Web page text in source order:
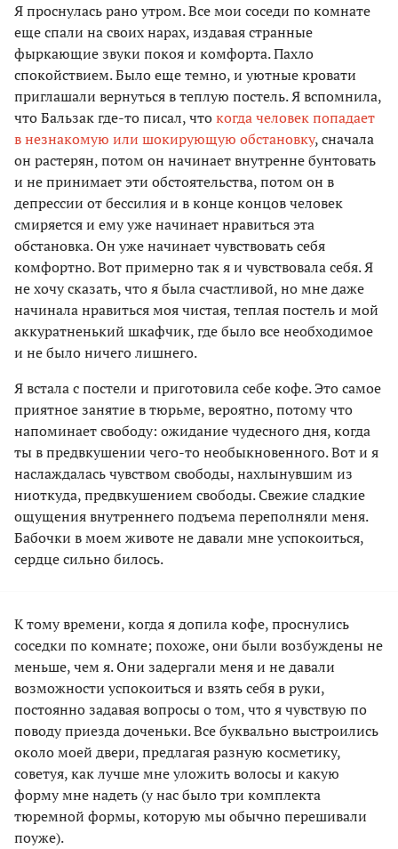
Я проснулась рано утром. Все мои соседи по комнате
еще спали на своих нарах, издавая странные
фыркающие звуки покоя и комфорта. Пахло
спокойствием. Было еще темно, и уютные кровати
приглашали вернуться в теплую постель. Я вспомнила,
что Бальзак где-то писал, чтокогда человек попадает
в незнакомую или шокирующую обстановку, сначала
он растерян, потом он начинает внутренне бунтовать
и не принимает эти обстоятельства, потом он в
депрессии от бессилия и в конце концов человек
смиряется и ему уже начинает нравиться эта
обстановка. Он уже начинает чувствовать себя
комфортно. Вот примерно так я и чувствовала себя. Я
не хочу сказать, что я была счастливой, но мне даже
начинала нравиться моя чистая, теплая постель и мой
аккуратненький шкафчик, где было все необходимое
и не было ничего лишнего.
Я встала с постели и приготовила себе кофе. Это самое
приятное занятие в тюрьме, вероятно, потому что
напоминает свободу: ожидание чудесного дня, когда
ты в предвкушении чего-то необыкновенного. Вот и я
наслаждалась чувством свободы, нахлынувшим из
ниоткуда, предвкушением свободы. Свежие сладкие
ощущения внутреннего подъема переполняли меня.
Бабочки в моем животе не давали мне успокоиться,
сердце сильно билось.
К тому времени, когда я допила кофе, проснулись
соседки по комнате; похоже, они были возбуждены не
меньше, чем я. Они задергали меня и не давали
возможности успокоиться и взять себя в руки,
постоянно задавая вопросы о том, что я чувствую по
поводу приезда доченьки. Все буквально выстроились
около моей двери, предлагая разную косметику,
советуя, как лучше мне уложить волосы и какую
форму мне надеть (у нас было три комплекта
тюремной формы, которую мы обычно перешивали
поуже).